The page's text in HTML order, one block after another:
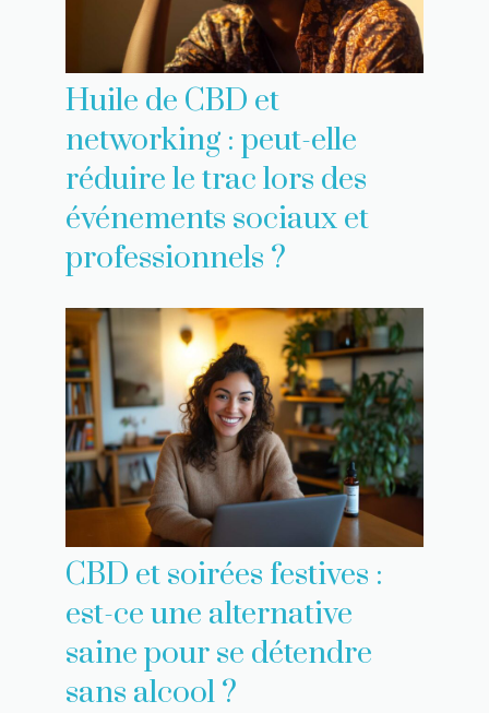
Huile de CBD et
networking : peut-elle
réduire le trac lors des
événements sociaux et
professionnels ?
CBD et soirées festives :
est-ce une alternative
saine pour se détendre
sans alcool ?